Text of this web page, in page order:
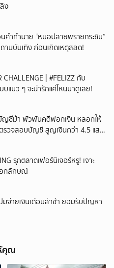
ง
คำทำนาย “หมอปลายพรายกระซิบ”
านบันเทิง ก่อนเกิดเหตุสลด!
CHALLENGE | #FELIZZ กับ
บแมว ๆ จะน่ารักแค่ไหนมาดูเลย!
ญชีม้า พัวพันคดีฟอกเงิน หลอกให้
ตรวจสอบบัญชี สูญเงินกว่า 4.5 แสน
รุกตลาดเฟอร์นิเจอร์หรู! เจาะ
กลักษณ์
มจ่ายเงินเดือนล่าช้า ยอมรับปัญหา
คุณ